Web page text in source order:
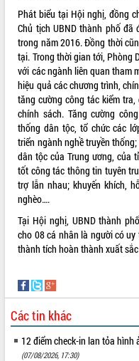
Phát biểu tại Hội nghị, đồng
Chủ tịch UBND thành phố
trong năm 2016. Đồng thời
tại. Trong thời gian tới, Phòng
với các ngành liên quan tham
hiệu quả các chương trình,
tăng cường công tác kiểm
chính sách. Tăng cường
thống dân tộc, tổ chức các
triển ngành nghề truyền
dân tộc của Trung ương, của
tốt công tác thông tin tuyên
trợ lẫn nhau; khuyến khích,
nghèo….
Tại Hội nghị, UBND thành
cho 08 cá nhân là người có
thành tích hoàn thành xuất
Các tin khác
12 điểm check-in lan tỏa hình
(07/08/2026, 17:30)